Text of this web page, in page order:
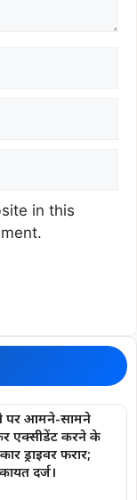
in this
पर आमने-सामने
एक्सीडेंट करने के
ड्राइवर फरार;
दर्ज।